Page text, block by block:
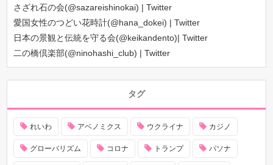
さざれ石の会(@sazareishinokai) | Twitter
愛国女性のつどい花時計(@hana_dokei) | Twitter
日本の景観と伝統を守る会(@keikandento)| Twitter
二の橋倶楽部(@ninohashi_club) | Twitter
タグ
れいわ アベノミクス ウクライナ カジノ
グローバリズム コロナ トランプ パソナ